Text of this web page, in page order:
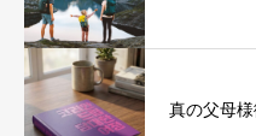
真の父母